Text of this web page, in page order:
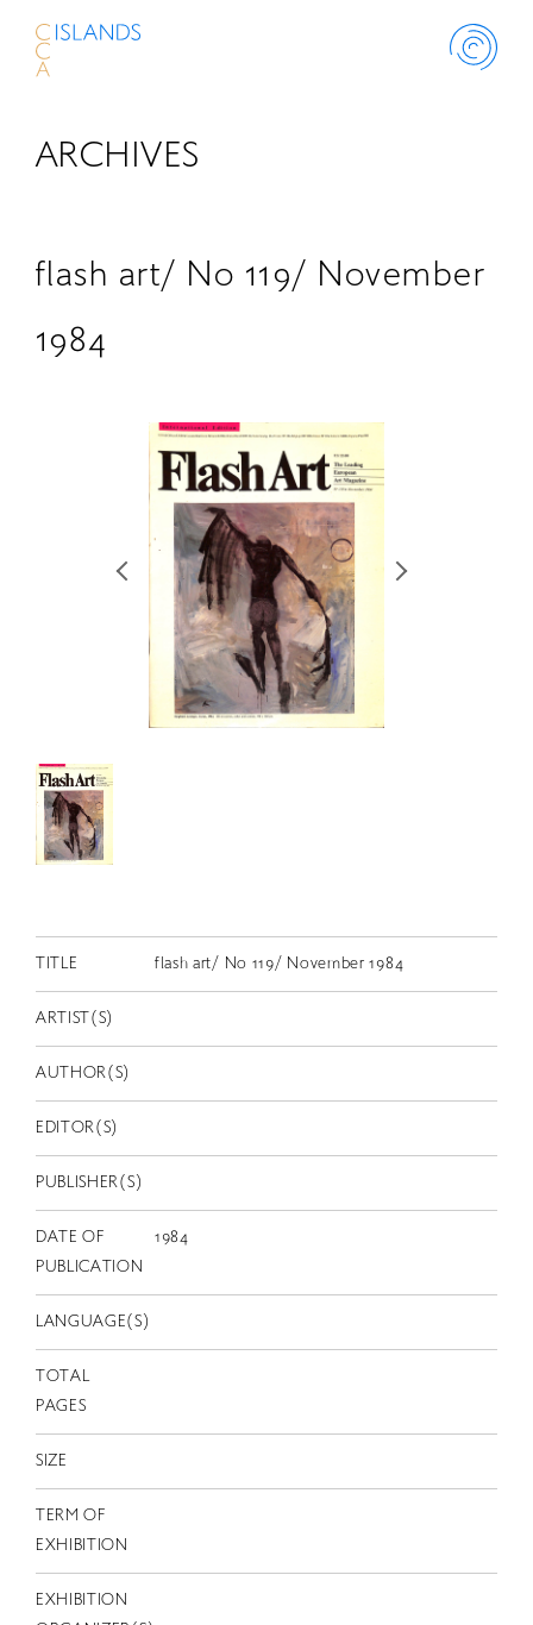
ABOUT
SCHOLARSHIP
RETRACE
出演者
スカラシップ受賞者
CONTACT
JP
EN
ARCHIVES
flash art/ No 119/ November
1984
TITLE flash art/ No 119/ November 1984
ARTIST(S)
AUTHOR(S)
EDITOR(S)
PUBLISHER(S)
DATE OF
PUBLICATION
1984
LANGUAGE(S)
TOTAL
PAGES
SIZE
TERM OF
EXHIBITION
EXHIBITION